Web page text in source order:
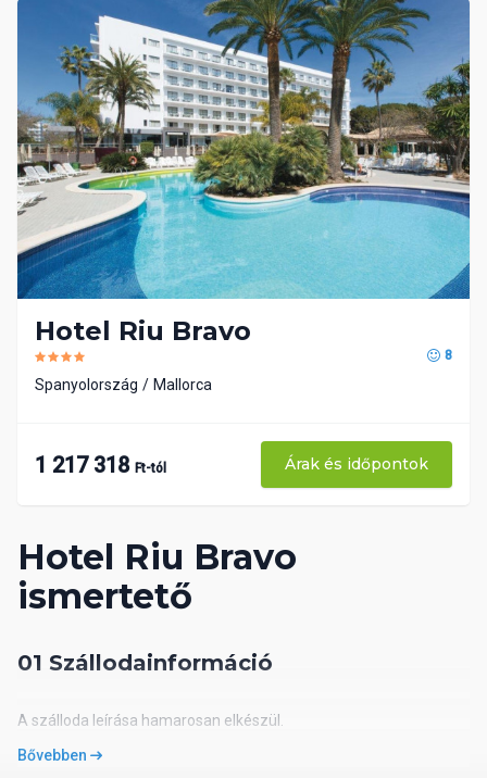
Hotel Riu Bravo
ismertető
01 Szállodainformáció
A szálloda leírása hamarosan elkészül.
Bővebben
Hotel Riu Bravo
8
Spanyolország Mallorca
1 217 318 Ft-tól Árak és időpontok